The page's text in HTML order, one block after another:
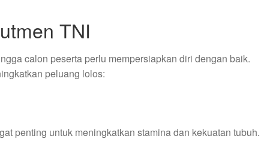
TNI
calon peserta perlu mempersiapkan diri dengan baik.
peluang lolos:
penting untuk meningkatkan stamina dan kekuatan tubuh.